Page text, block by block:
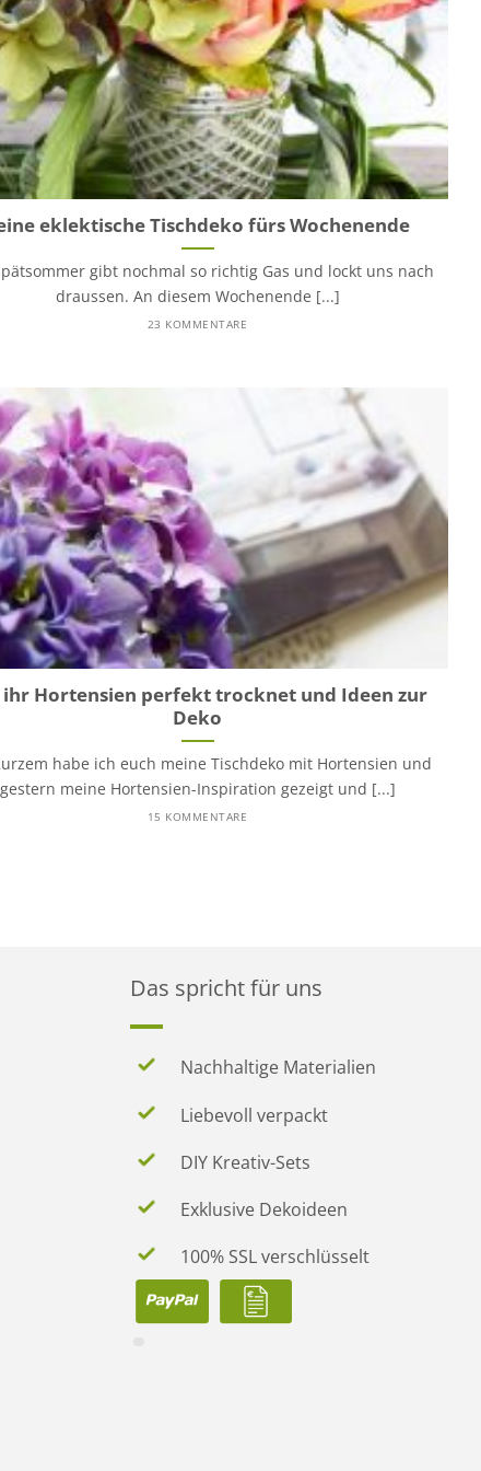
eklektische Tischdeko fürs Wochenende
gibt nochmal so richtig Gas und lockt uns nach
draussen. An diesem Wochenende [...]
23 KOMMENTARE
ihr Hortensien perfekt trocknet und Ideen zur
Deko
habe ich euch meine Tischdeko mit Hortensien und
gestern meine Hortensien-Inspiration gezeigt und [...]
15 KOMMENTARE
Das spricht für uns
Nachhaltige Materialien
Liebevoll verpackt
DIY Kreativ-Sets
Exklusive Dekoideen
100% SSL verschlüsselt